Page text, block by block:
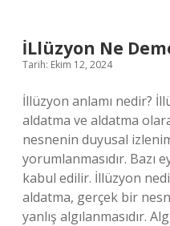
İLlüzyon Ne
Tarih: Ekim 12, 2024
İllüzyon anlamı nedir?
aldatma ve aldatma
nesnenin duyusal
yorumlanmasıdır. Bazı
kabul edilir. İllüzyon
aldatma, gerçek bir
yanlış algılanmasıdır.